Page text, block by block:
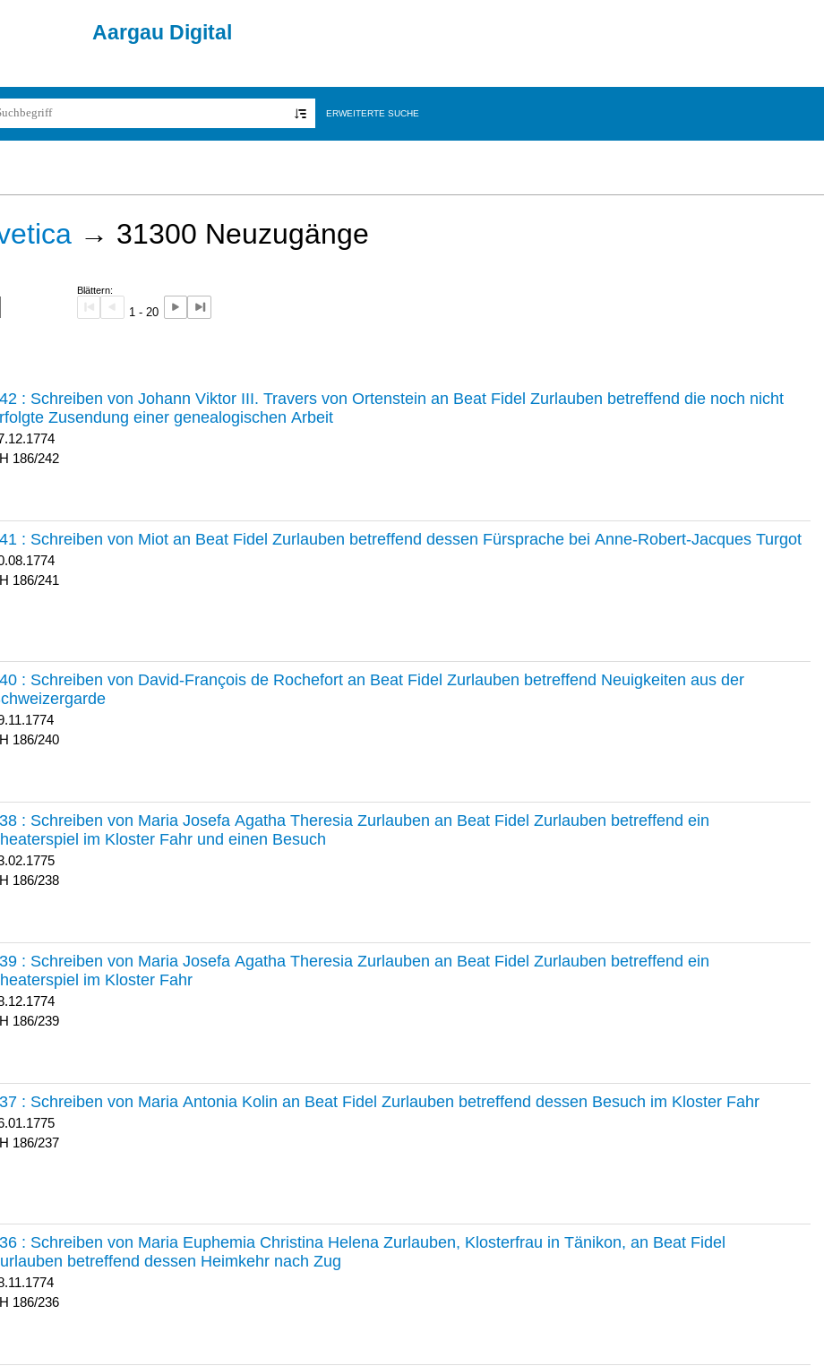
Aargau Digital
ERWEITERTE SUCHE
→ 31300 Neuzugänge
Blättern:
1 - 20
242 : Schreiben von Johann Viktor III. Travers von Ortenstein an Beat Fidel Zurlauben betreffend die noch nicht
Zusendung einer genealogischen Arbeit
186/242
241 : Schreiben von Miot an Beat Fidel Zurlauben betreffend dessen Fürsprache bei Anne-Robert-Jacques Turgot
186/241
240 : Schreiben von David-François de Rochefort an Beat Fidel Zurlauben betreffend Neuigkeiten aus der
186/240
238 : Schreiben von Maria Josefa Agatha Theresia Zurlauben an Beat Fidel Zurlauben betreffend ein
im Kloster Fahr und einen Besuch
186/238
239 : Schreiben von Maria Josefa Agatha Theresia Zurlauben an Beat Fidel Zurlauben betreffend ein
im Kloster Fahr
186/239
237 : Schreiben von Maria Antonia Kolin an Beat Fidel Zurlauben betreffend dessen Besuch im Kloster Fahr
186/237
236 : Schreiben von Maria Euphemia Christina Helena Zurlauben, Klosterfrau in Tänikon, an Beat Fidel
betreffend dessen Heimkehr nach Zug
186/236